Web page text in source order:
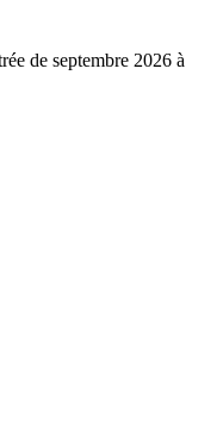
de septembre 2026 à